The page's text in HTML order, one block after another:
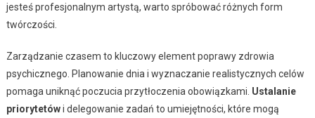
jesteś profesjonalnym artystą, warto spróbować różnych form
twórczości.
Zarządzanie czasem to kluczowy element poprawy zdrowia
psychicznego. Planowanie dnia i wyznaczanie realistycznych celów
pomaga uniknąć poczucia przytłoczenia obowiązkami. Ustalanie
priorytetówi delegowanie zadań to umiejętności, które mogą